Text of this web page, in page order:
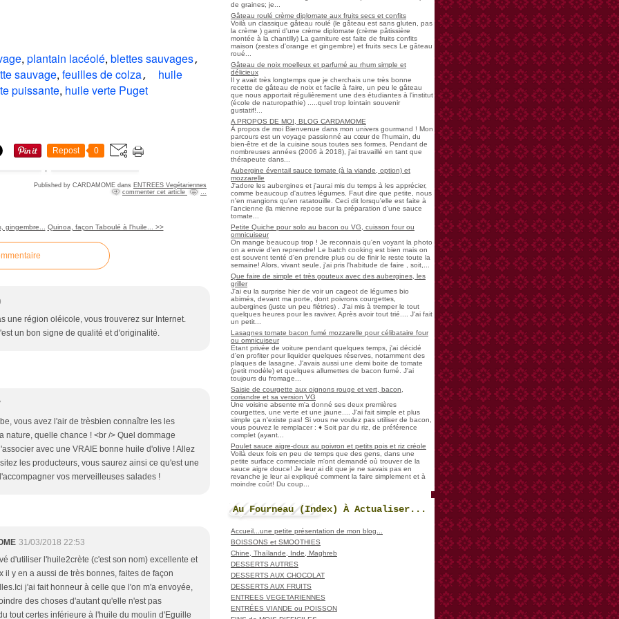
, plantain lacéolé, blettes sauvages,
sauvage, feuilles de colza,
huile
puissante, huile verte Puget
Repost 0
Published by CARDAMOME dans ENTREES Vegétariennes
commenter cet article
…
gingembre... Quinoa, façon Taboulé à l'huile... >>
une région oléicole, vous trouverez sur Internet.
un bon signe de qualité et d'originalité.
vous avez l'air de trèsbien connaître les les
nature, quelle chance ! <br /> Quel dommage
avec une VRAIE bonne huile d'olive ! Allez
les producteurs, vous saurez ainsi ce qu'est une
vos merveilleuses salades !
31/03/2018 22:53
d'utiliser l'huile2crète (c'est son nom) excellente et
il y en a aussi de très bonnes, faites de façon
j'ai fait honneur à celle que l'on m'a envoyée,
des choses d'autant qu'elle n'est pas
tout certes inférieure à l'huile du moulin d'Eguille
de graines; je...
Gâteau roulé crème diplomate aux fruits secs et confits
Voilà un classique gâteau roulé (le gâteau est sans gluten, pas
la crème ) garni d'une crème diplomate (crème pâtissière
montée à la chantilly) La garniture est faite de fruits confits
maison (zestes d'orange et gingembre) et fruits secs Le gâteau
roué...
Gâteau de noix moelleux et parfumé au rhum simple et
délicieux
Il y avait très longtemps que je cherchais une très bonne
recette de gâteau de noix et facile à faire, un peu le gâteau
que nous apportait régulièrement une des étudiantes à l'institut
(école de naturopathie) .....quel trop lointain souvenir
gustatif!...
A PROPOS DE MOI, BLOG CARDAMOME
À propos de moi Bienvenue dans mon univers gourmand ! Mon
parcours est un voyage passionné au cœur de l'humain, du
bien-être et de la cuisine sous toutes ses formes. Pendant de
nombreuses années (2006 à 2018), j'ai travaillé en tant que
thérapeute dans...
Aubergine éventail sauce tomate (à la viande, option) et
mozzarelle
J'adore les aubergines et j'aurai mis du temps à les apprécier,
comme beaucoup d'autres légumes. Faut dire que petite, nous
n'en mangions qu'en ratatouille. Ceci dit lorsqu'elle est faite à
l'ancienne (la mienne repose sur la préparation d'une sauce
tomate...
Petite Quiche pour solo au bacon ou VG, cuisson four ou
omnicuiseur
On mange beaucoup trop ! Je reconnais qu'en voyant la photo
on a envie d'en reprendre! Le batch cooking est bien mais on
est souvent tenté d'en prendre plus ou de finir le reste toute la
semaine! Alors, vivant seule, j'ai pris l'habitude de faire , soit,...
Que faire de simple et très gouteux avec des aubergines, les
griller
J'ai eu la surprise hier de voir un cageot de légumes bio
abimés, devant ma porte, dont poivrons courgettes,
aubergines (juste un peu flétries) . J'ai mis à tremper le tout
quelques heures pour les raviver. Après avoir tout trié.... J'ai fait
un petit...
Lasagnes tomate bacon fumé mozzarelle pour célibataire four
ou omnicuiseur
Etant privée de voiture pendant quelques temps, j'ai décidé
d'en profiter pour liquider quelques réserves, notamment des
plaques de lasagne. J'avais aussi une demi boite de tomate
(petit modèle) et quelques allumettes de bacon fumé. J'ai
toujours du fromage...
Saisie de courgette aux oignons rouge et vert, bacon,
coriandre et sa version VG
Une voisine absente m'a donné ses deux premières
courgettes, une verte et une jaune.... J'ai fait simple et plus
simple ça n'existe pas! Si vous ne voulez pas utiliser de bacon,
vous pouvez le remplacer : ♦ Soit par du riz, de préférence
complet (ayant...
Poulet sauce aigre-doux au poivron et petits pois et riz créole
Voilà deux fois en peu de temps que des gens, dans une
petite surface commerciale m'ont demandé où trouver de la
sauce aigre douce! Je leur ai dit que je ne savais pas en
revanche je leur ai expliqué comment la faire simplement et à
moindre coût! Du coup...
Au Fourneau (Index) À Actualiser...
Accueil...une petite présentation de mon blog...
BOISSONS et SMOOTHIES
Chine, Thaïlande, Inde, Maghreb
DESSERTS AUTRES
DESSERTS AUX CHOCOLAT
DESSERTS AUX FRUITS
ENTREES VEGETARIENNES
ENTRÉES VIANDE ou POISSON